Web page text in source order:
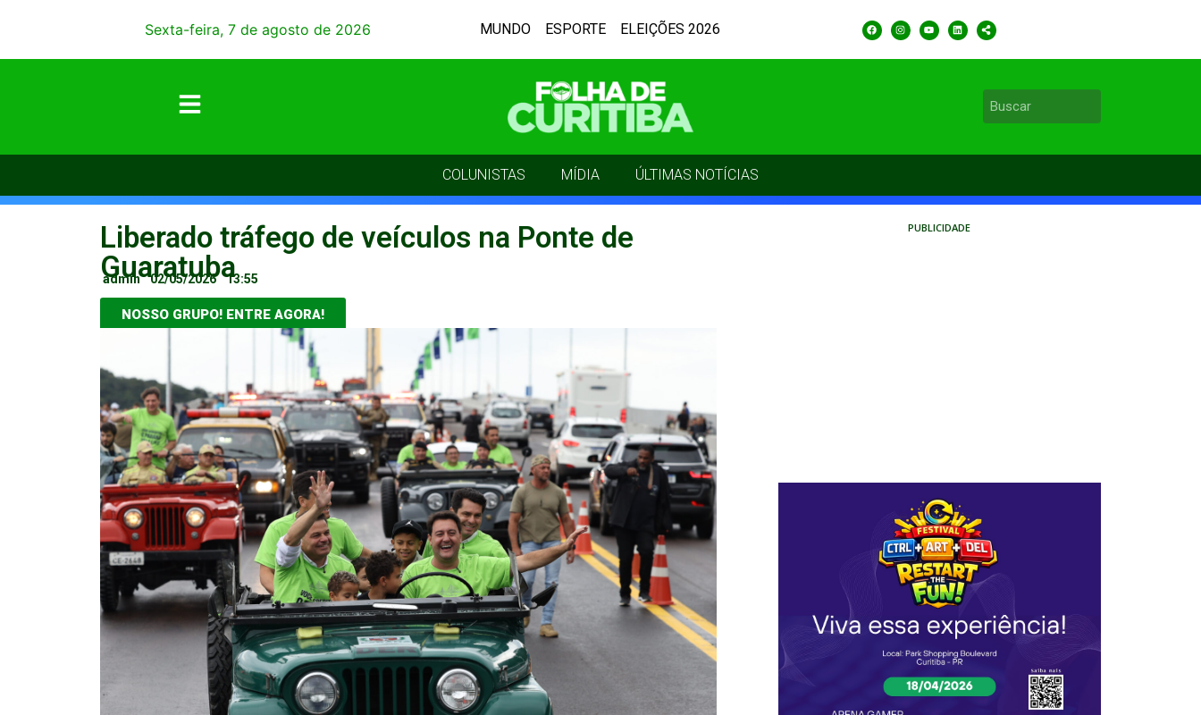
Sexta-feira, 7 de agosto de 2026 MUNDO ESPORTE ELEIÇÕES 2026
COLUNISTAS MÍDIA ÚLTIMAS NOTÍCIAS
Liberado tráfego de veículos na Ponte de
Guaratuba
admin 02/05/2026 13:55
NOSSO GRUPO! ENTRE AGORA!
PUBLICIDADE